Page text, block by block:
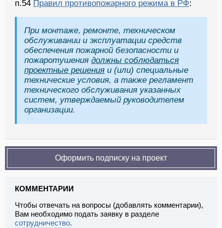
п.54 Правил противопожарного режима в РФ:
При монтаже, ремонте, техническом
обслуживании и эксплуатации средств
обеспечения пожарной безопасности и
пожаротушения должны соблюдаться
проектные решения и (или) специальные
технические условия, а также регламент
технического обслуживания указанных
систем, утверждаемый руководителем
организации.
Оформить подписку на проект
КОММЕНТАРИИ
Чтобы отвечать на вопросы (добавлять комментарии),
Вам необходимо подать заявку в разделе
сотрудничество.